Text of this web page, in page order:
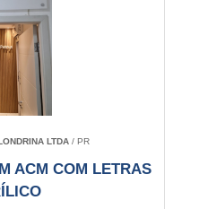
LTDA/ PR
ACM COM LETRAS